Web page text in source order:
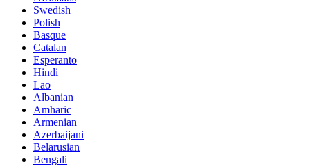
Swedish
Polish
Basque
Catalan
Esperanto
Hindi
Lao
Albanian
Amharic
Armenian
Azerbaijani
Belarusian
Bengali